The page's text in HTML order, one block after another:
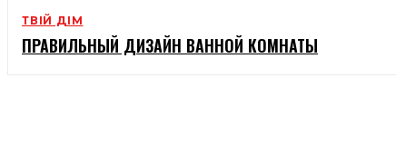
ТВІЙ ДІМ
ПРАВИЛЬНЫЙ ДИЗАЙН ВАННОЙ КОМНАТЫ